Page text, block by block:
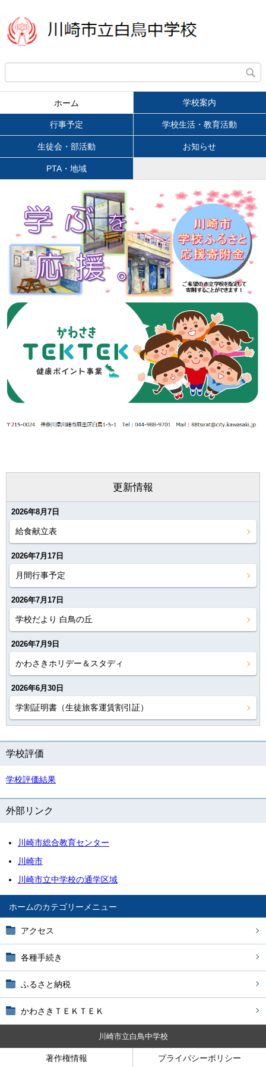
ホーム 学校案内
行事予定 学校生活・教育活動
生徒会・部活動 お知らせ
PTA・地域
ホーム
アクセス
各種手続き
ふるさと納税
かわさきＴＥＫＴＥＫ
更新情報
2026年8月7日
給食献立表
2026年7月17日
月間行事予定
2026年7月17日
学校だより 白鳥の丘
2026年7月9日
かわさきホリデー＆スタディ
2026年6月30日
学割証明書（生徒旅客運賃割引証）
学校評価
学校評価結果
外部リンク
川崎市総合教育センター
川崎市
川崎市立中学校の通学区域
川崎市立白鳥中学校
著作権情報 プライバシーポリシー